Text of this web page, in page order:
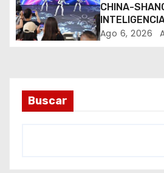
t
r
d
a
CHINA-
Ago 6, 2026
Buscar